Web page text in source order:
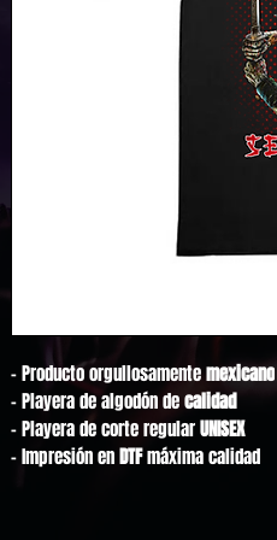
- Producto orgullosamentemexicano
- Playera de algodón decalidad
- Playera de corte regularUNISEX
- Impresión enDTFmáxima calidad